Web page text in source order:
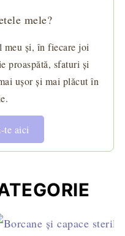
mele?
meu și, în fiecare joi
proaspătă, sfaturi și
ușor și mai plăcut în
te aici